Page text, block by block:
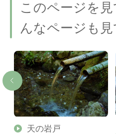
このページを
んなページも
天の岩戸